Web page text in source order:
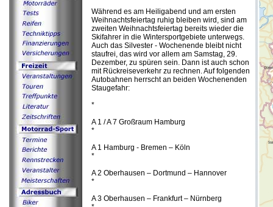
Während es am Heiligabend und am ersten
Weihnachtsfeiertag ruhig bleiben wird, sind am
zweiten Weihnachtsfeiertag bereits wieder die
Skifahrer in die Wintersportgebiete unterwegs.
Auch das Silvester - Wochenende bleibt nicht
staufrei, das wird vor allem am Samstag, 29.
Dezember, zu spüren sein. Dann ist auch schon
mit Rückreiseverkehr zu rechnen. Auf folgenden
Autobahnen herrscht an beiden Wochenenden
Staugefahr:
*
A 1 / A 7 Großraum Hamburg
*
A 1 Hamburg - Bremen – Köln
*
A 2 Oberhausen – Dortmund – Hannover
*
A 3 Oberhausen – Frankfurt – Nürnberg